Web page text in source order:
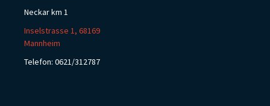
Neckar km 1
Inselstrasse 1, 68169
Mannheim
Telefon: 0621/312787